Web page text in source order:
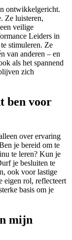
ontwikkelgericht.
Ze luisteren,
veilige
Leiders in
stimuleren. Ze
van anderen – en
als het spannend
zich
ben voor
over ervaring
je bereid om te
te leren? Kun je
je besluiten te
ook voor lastige
eigen rol, reflecteert
basis om je
mijn